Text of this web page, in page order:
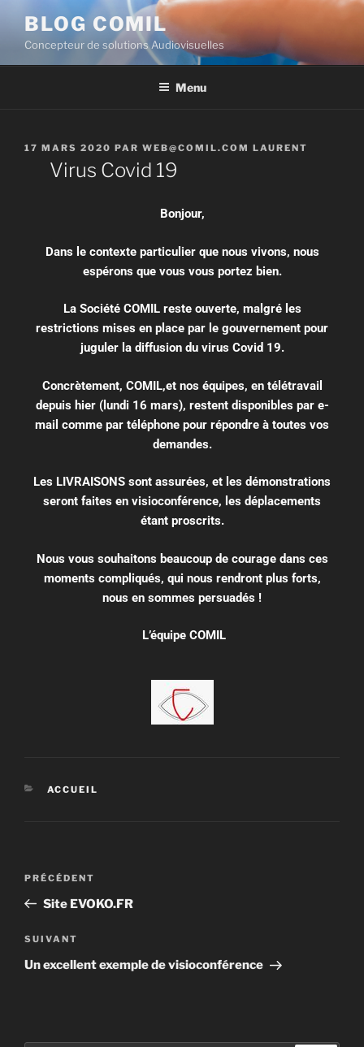
BLOG COMIL
Concepteur de solutions Audiovisuelles
Menu
17 MARS 2020 PAR WEB@COMIL.COM LAURENT
Virus Covid 19
Bonjour,
Dans le contexte particulier que nous vivons, nous
espérons que vous vous portez bien.
La Société COMIL reste ouverte, malgré les
restrictions mises en place par le gouvernement pour
juguler la diffusion du virus Covid 19.
Concrètement, COMIL,et nos équipes, en télétravail
depuis hier (lundi 16 mars), restent disponibles par e-
mail comme par téléphone pour répondre à toutes vos
demandes.
Les LIVRAISONS sont assurées, et les démonstrations
seront faites en visioconférence, les déplacements
étant proscrits.
Nous vous souhaitons beaucoup de courage dans ces
moments compliqués, qui nous rendront plus forts,
nous en sommes persuadés !
L’équipe COMIL
ACCUEIL
PRÉCÉDENT
Site EVOKO.FR
SUIVANT
Un excellent exemple de visioconférence